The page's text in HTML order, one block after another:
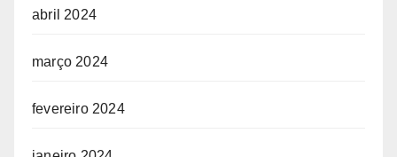
abril 2024
março 2024
fevereiro 2024